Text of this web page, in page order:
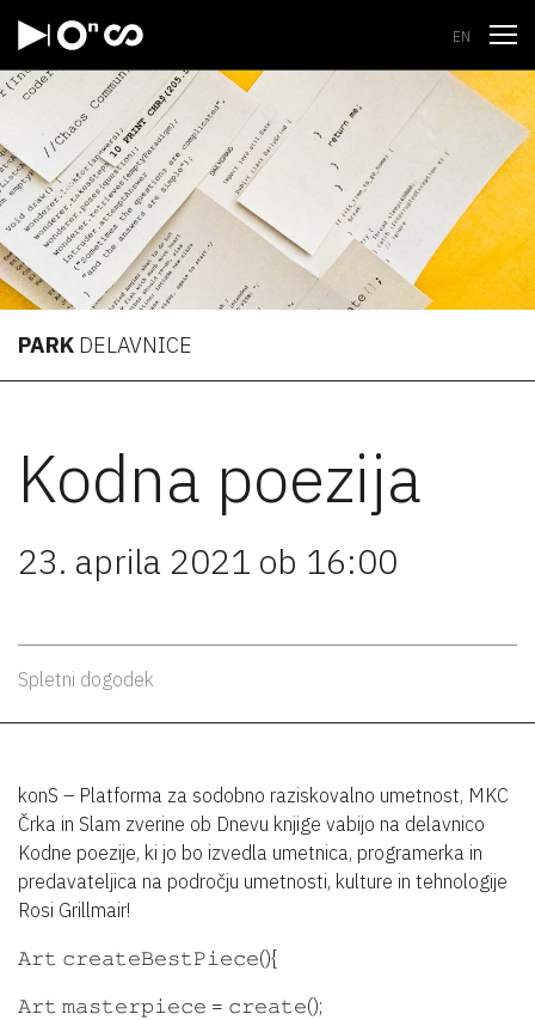
EN
PARK DELAVNICE
Kodna poezija
23. aprila 2021 ob 16:00
Spletni dogodek
konS – Platforma za sodobno raziskovalno umetnost, MKC
Črka in Slam zverine ob Dnevu knjige vabijo na delavnico
Kodne poezije, ki jo bo izvedla umetnica, programerka in
predavateljica na področju umetnosti, kulture in tehnologije
Rosi Grillmair!
𝙰𝚛𝚝 𝚌𝚛𝚎𝚊𝚝𝚎𝙱𝚎𝚜𝚝𝙿𝚒𝚎𝚌𝚎(){
𝙰𝚛𝚝 𝚖𝚊𝚜𝚝𝚎𝚛𝚙𝚒𝚎𝚌𝚎 = 𝚌𝚛𝚎𝚊𝚝𝚎();